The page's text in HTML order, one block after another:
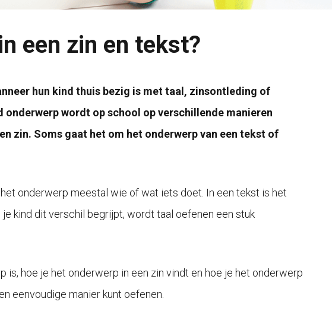
een zin en tekst?
hun kind thuis bezig is met taal, zinsontleding of
wordt op school op verschillende manieren
zin. Soms gaat het om het onderwerp van een tekst of
onderwerp meestal wie of wat iets doet. In een tekst is het
kind dit verschil begrijpt, wordt taal oefenen een stuk
hoe je het onderwerp in een zin vindt en hoe je het onderwerp
eenvoudige manier kunt oefenen.